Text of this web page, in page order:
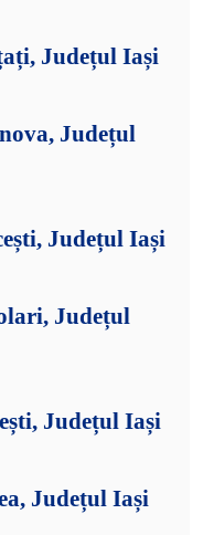
Județul Iași
Județul
Județul Iași
Județul
Județul Iași
Județul Iași